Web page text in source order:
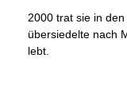
2000 trat sie in
übersiedelte nach
lebt.